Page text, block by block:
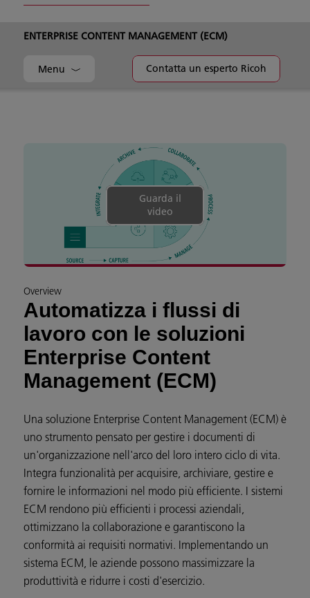
ENTERPRISE CONTENT MANAGEMENT (ECM)
Menu Contatta un esperto Ricoh
Overview
Automatizza i flussi di
lavoro con le soluzioni
Enterprise Content
Management (ECM)
Una soluzione Enterprise Content Management (ECM) è
uno strumento pensato per gestire i documenti di
un'organizzazione nell'arco del loro intero ciclo di vita.
Integra funzionalità per acquisire, archiviare, gestire e
fornire le informazioni nel modo più efficiente. I sistemi
ECM rendono più efficienti i processi aziendali,
ottimizzano la collaborazione e garantiscono la
conformità ai requisiti normativi. Implementando un
sistema ECM, le aziende possono massimizzare la
produttività e ridurre i costi d'esercizio.
Guarda il
video